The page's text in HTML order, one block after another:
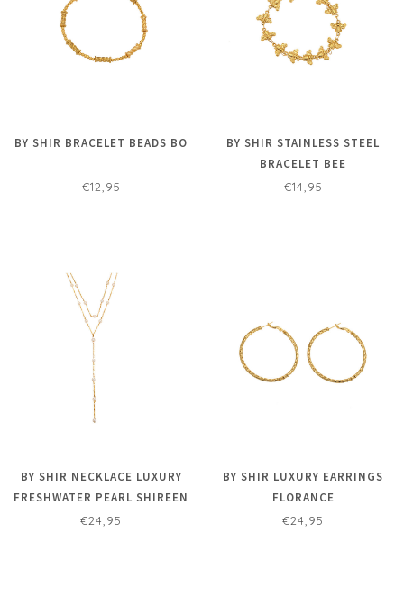
BY SHIR BRACELET BEADS BO
€12,95
BY SHIR STAINLESS STEEL
BRACELET BEE
€14,95
BY SHIR NECKLACE LUXURY
FRESHWATER PEARL SHIREEN
€24,95
BY SHIR LUXURY EARRINGS
FLORANCE
€24,95